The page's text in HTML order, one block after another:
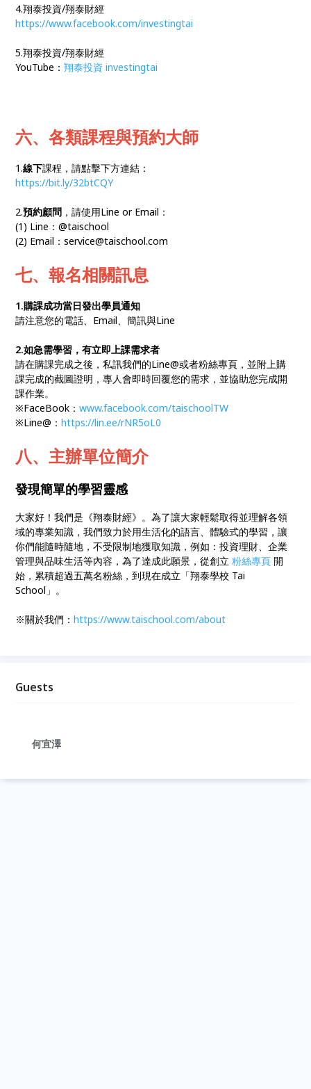
4.翔泰投資/翔泰財經
https://www.facebook.com/investingtai
5.翔泰投資/翔泰財經
YouTube：翔泰投資 investingtai
六、各類課程與預約大師
1.線下課程，請點擊下方連結：
https://bit.ly/32btCQY
2.預約顧問 ，請使用Line or Email：
(1) Line：@taischool
(2) Email：service@taischool.com
七、報名相關訊息
1.購課成功當日發出學員通知
請注意您的電話、Email、簡訊與Line
2.如急需學習，有立即上課需求者
請在購課完成之後，私訊我們的Line@或者粉絲專頁，並附上購
課完成的截圖證明，專人會即時回覆您的需求，並協助您完成開
課作業。
※FaceBook：www.facebook.com/taischoolTW
※Line@：https://lin.ee/rNR5oL0
八、主辦單位簡介
發現簡單的學習靈感
大家好！我們是《翔泰財經》。為了讓大家輕鬆取得並理解各領
域的專業知識，我們致力於用生活化的語言、體驗式的學習，讓
你們能隨時隨地，不受限制地獲取知識，例如：投資理財、企業
管理與品味生活等內容，為了達成此願景，從創立粉絲專頁 開
始，累積超過五萬名粉絲，到現在成立「翔泰學校 Tai
School」。
※關於我們：https://www.taischool.com/about
Guests
何宜澤